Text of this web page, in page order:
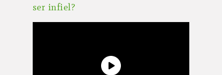
ser infiel?